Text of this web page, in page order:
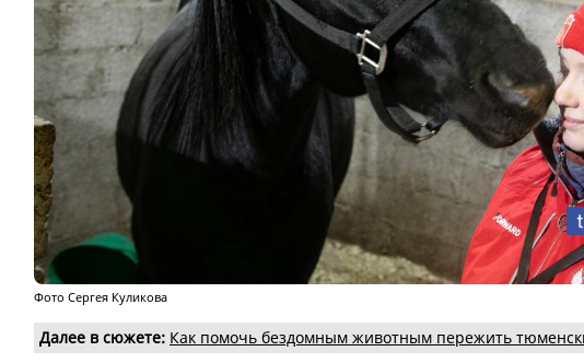
Фото Сергея Куликова
Далее в сюжете: Как помочь бездомным животным пережить